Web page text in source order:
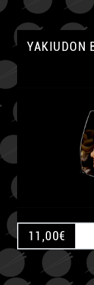
YAKIUDON
11,00€